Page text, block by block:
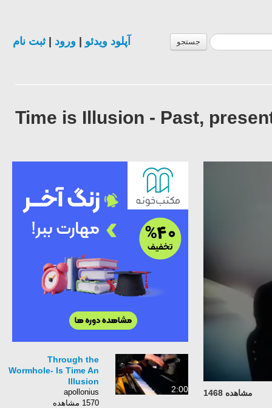
جستجو آپلود ویدئو| ورود| ثبت نام
Time is Illusion - Past,
مشاهده 1468 2:00
Through the
Wormhole- Is Time An
Illusion
apollonius
1570 مشاهده